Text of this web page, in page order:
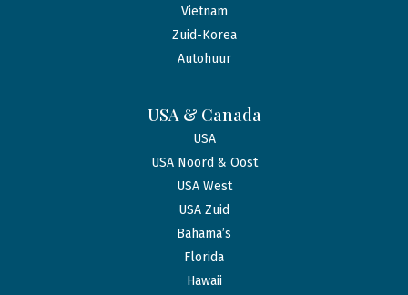
Vietnam
Zuid-Korea
Autohuur
USA & Canada
USA
USA Noord & Oost
USA West
USA Zuid
Bahama’s
Florida
Hawaii